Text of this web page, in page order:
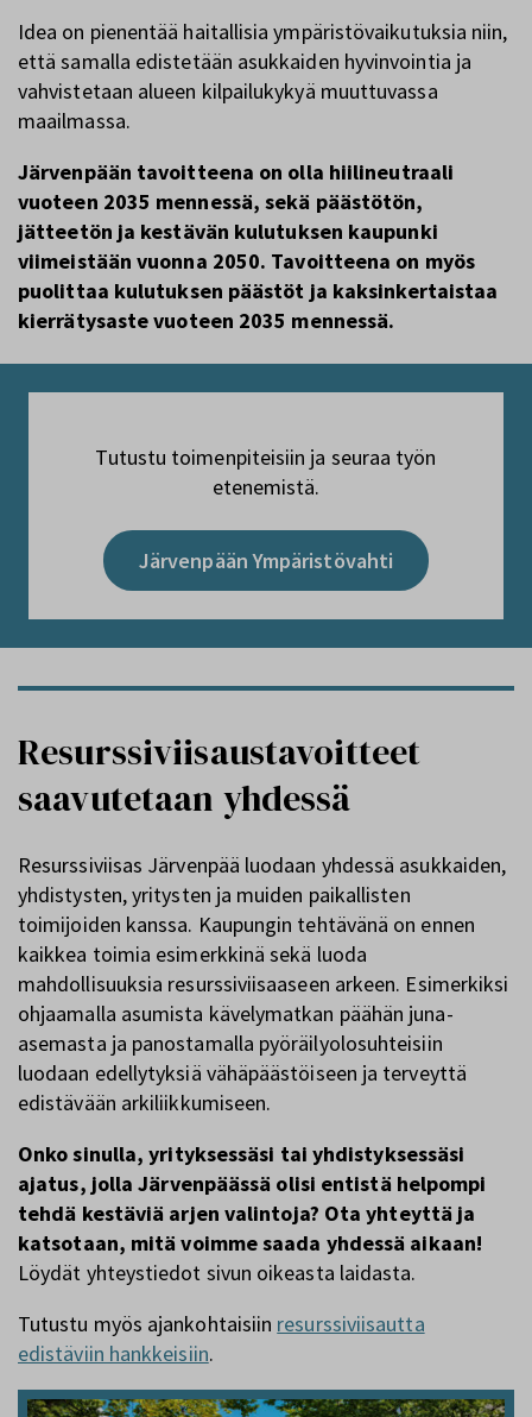
Idea on pienentää haitallisia ympäristövaikutuksia niin,
että samalla edistetään asukkaiden hyvinvointia ja
vahvistetaan alueen kilpailukykyä muuttuvassa
maailmassa.
Järvenpään tavoitteena on olla hiilineutraali
vuoteen 2035 mennessä, sekä päästötön,
jätteetön ja kestävän kulutuksen kaupunki
viimeistään vuonna 2050. Tavoitteena on myös
puolittaa kulutuksen päästöt ja kaksinkertaistaa
kierrätysaste vuoteen 2035 mennessä.
Tutustu toimenpiteisiin ja seuraa työn
etenemistä.
Järvenpään Ympäristövahti
Resurssiviisaustavoitteet
saavutetaan yhdessä
Resurssiviisas Järvenpää luodaan yhdessä asukkaiden,
yhdistysten, yritysten ja muiden paikallisten
toimijoiden kanssa. Kaupungin tehtävänä on ennen
kaikkea toimia esimerkkinä sekä luoda
mahdollisuuksia resurssiviisaaseen arkeen. Esimerkiksi
ohjaamalla asumista kävelymatkan päähän juna-
asemasta ja panostamalla pyöräilyolosuhteisiin
luodaan edellytyksiä vähäpäästöiseen ja terveyttä
edistävään arkiliikkumiseen.
Onko sinulla, yrityksessäsi tai yhdistyksessäsi
ajatus, jolla Järvenpäässä olisi entistä helpompi
tehdä kestäviä arjen valintoja? Ota yhteyttä ja
katsotaan, mitä voimme saada yhdessä aikaan!
Löydät yhteystiedot sivun oikeasta laidasta.
Tutustu myös ajankohtaisiin resurssiviisautta
edistäviin hankkeisiin.